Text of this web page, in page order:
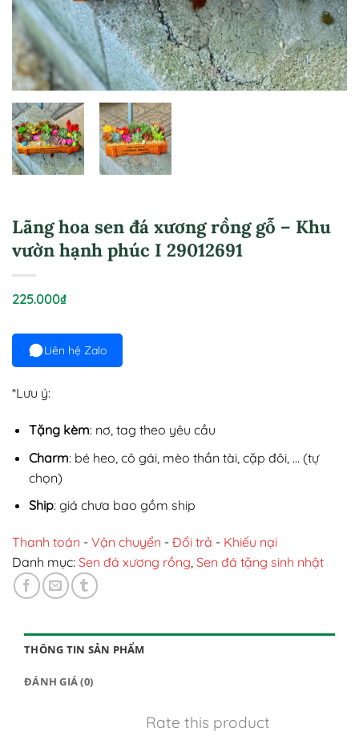
Lãng hoa sen đá xương rồng gỗ – Khu
vườn hạnh phúc I 29012691
225.000₫
Liên hệ Zalo
*Lưu ý:
Tặng kèm: nơ, tag theo yêu cầu
Charm: bé heo, cô gái, mèo thần tài, cặp đôi, … (tự
chọn)
Ship: giá chưa bao gồm ship
Thanh toán - Vận chuyển - Đổi trả - Khiếu nại
Danh mục: Sen đá xương rồng, Sen đá tặng sinh nhật
THÔNG TIN SẢN PHẨM
ĐÁNH GIÁ (0)
Rate this product